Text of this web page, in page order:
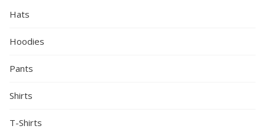
Hats
Hoodies
Pants
Shirts
T-Shirts